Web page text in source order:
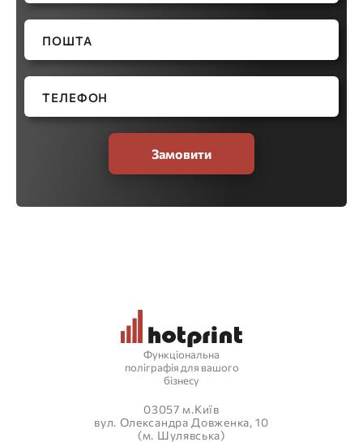
Замовити
Функціональна
поліграфія для вашого
бізнесу
03057 м.Київ
вул. Олександра Довженка, 10
(м. Шулявська)